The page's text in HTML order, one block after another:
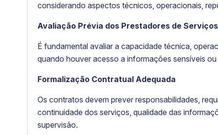
considerando aspectos técnicos, operacionais,
Avaliação Prévia dos Prestadores de Serviços
É fundamental avaliar a capacidade técnica,
quando houver acesso a informações sensíveis
Formalização Contratual Adequada
Os contratos devem prever responsabilidades,
continuidade dos serviços, qualidade das
supervisão.